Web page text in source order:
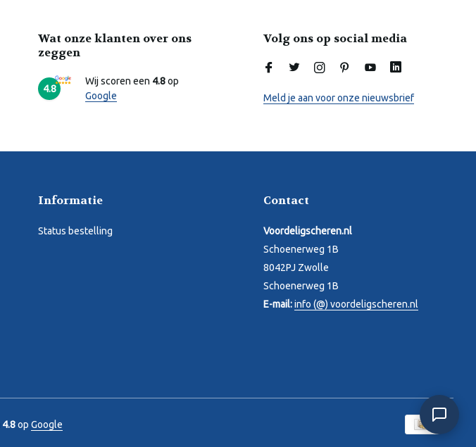
Wat onze klanten over ons
zeggen
4.8
Wij scoren een 4.8op
Google
Volg ons op social media
Meld je aan voor onze nieuwsbrief
Informatie
Status bestelling
Contact
Voordeligscheren.nl
Schoenerweg 1B
8042PJ Zwolle
Schoenerweg 1B
E-mail:info (@) voordeligscheren.nl
4.8op Google
Online